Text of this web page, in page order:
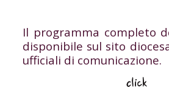
Il programma completo
disponibile sul sito
ufficiali di comunicazione.